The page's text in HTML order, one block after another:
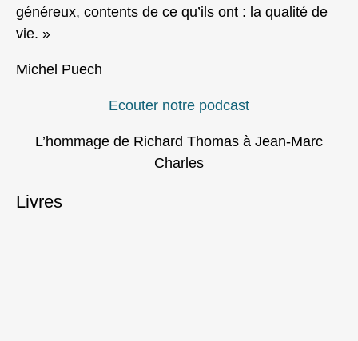
généreux, contents de ce qu’ils ont : la qualité de
vie. »
Michel Puech
Ecouter notre podcast
L’hommage de Richard Thomas à Jean-Marc
Charles
Livres